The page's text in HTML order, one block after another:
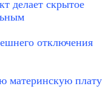
делает скрытое
отключения
материнскую плату